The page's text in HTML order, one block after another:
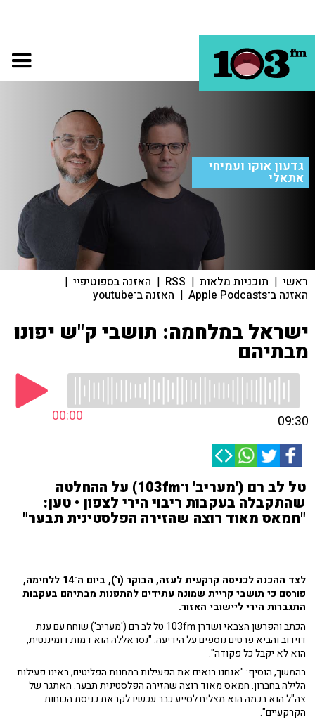
גדעון אוקו ועמיחי
אתאלי
ראשי | תוכניות מלאות |
RSS
| האזנה בספוטיפיי |
האזנה ב־Apple Podcasts | האזנה ב־youtube
ישראל במלחמה: תושבי ק"ש יפונו
מבתיהם
00:00 09:30
טל לב רם ('מעריב' ו־103fm) על ההחלטה
שהתקבלה בעקבות ריבוי הירי לצפון • טען:
"חמאס מאוד רוצה שהזירה הפלסטינית תבער"
לצד ההכנה לכניסה קרקעית לעזה, הבוקר (ו'), ביום ה־14 ללחימה,
פורסם כי תושבי קריית שמונה עתידים להתפנות מבתיהם בעקבות
התגברות הירי ליישובי האזור.
הכתב והפרשן הצבאי ושדרן 103fm טל לב רם ('מעריב') שוחח עם ענת
דוידוב והביא פרטים נוספים על הידיעה: "נסראללה הוא דמות דומיננטית,
הוא לא יקבל כל פקודה".
בהמשך, הוסיף: "אנחנו רואים את הפעילות במחנות הפליטים, ראינו פעילות
הלילה בחברון. חמאס מאוד רוצה שהזירה הפלסטינית תבער. האתגר של
צה"ל הוא בכמה הוא מצליח לסייע כבר עכשיו לקראת כניסת הכוחות
הקרקעיים".